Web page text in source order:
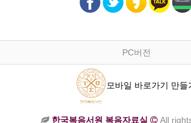
PC버전
모바일 바로가기 만들
한국복음서원 복음자료실 All